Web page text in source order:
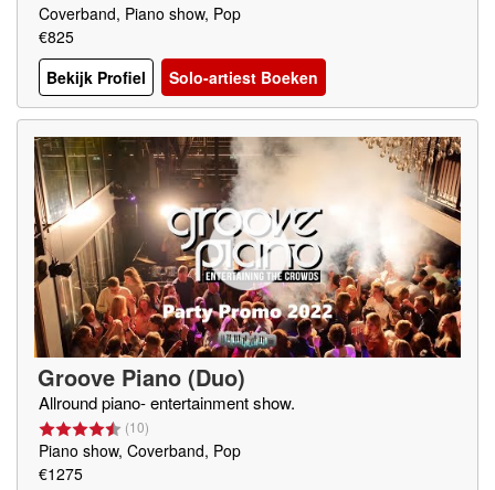
Coverband, Piano show, Pop
€825
Bekijk Profiel
Solo-artiest Boeken
Groove Piano (Duo)
Allround piano- entertainment show.
(10)
Piano show, Coverband, Pop
€1275